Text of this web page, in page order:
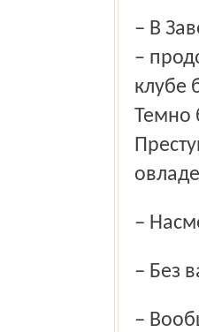
– В Заволжском районе получилось не так благополучно,
–
клубе
Темно
–
–
– Вообще-то ситуация во­круг ночных клубов